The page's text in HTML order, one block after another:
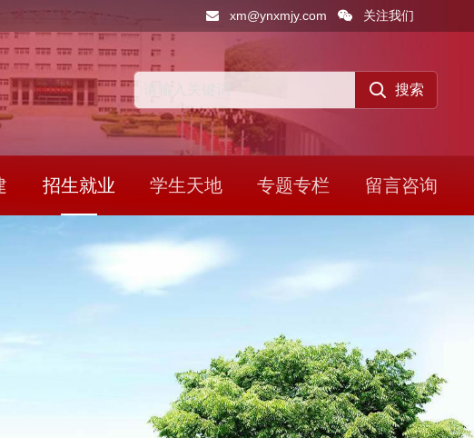
xm@ynxmjy.com 关注我们
招生就业 学生天地 专题专栏 留言咨询